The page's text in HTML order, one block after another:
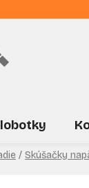
/ Skúšačky